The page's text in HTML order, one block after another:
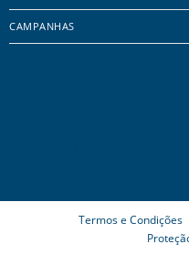
CAMPANHAS
Termos e Condições